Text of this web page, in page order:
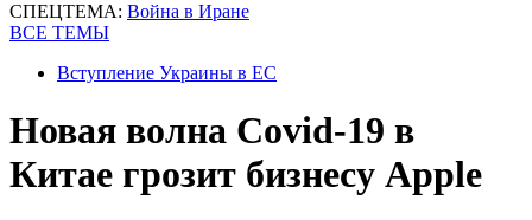
СПЕЦТЕМА: Война в Иране
ВСЕ ТЕМЫ
Вступление Украины в ЕС
Новая волна Covid-19 в
Китае грозит бизнесу Apple